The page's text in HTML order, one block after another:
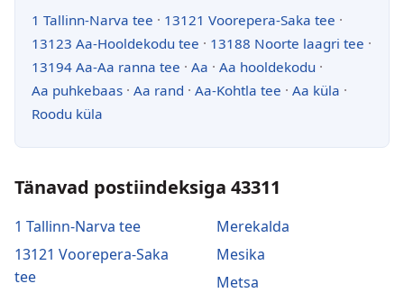
1 Tallinn-Narva tee · 13121 Voorepera-Saka tee ·
13123 Aa-Hooldekodu tee · 13188 Noorte laagri tee ·
13194 Aa-Aa ranna tee · Aa · Aa hooldekodu ·
Aa puhkebaas · Aa rand · Aa-Kohtla tee · Aa küla ·
Roodu küla
Tänavad postiindeksiga 43311
1 Tallinn-Narva tee
13121 Voorepera-Saka
tee
Merekalda
Mesika
Metsa